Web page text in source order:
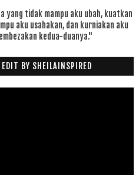
yang tidak mampu aku ubah, kuatkan
aku usahakan, dan kurniakan aku
kedua-duanya."
BY SHEILAINSPIRED